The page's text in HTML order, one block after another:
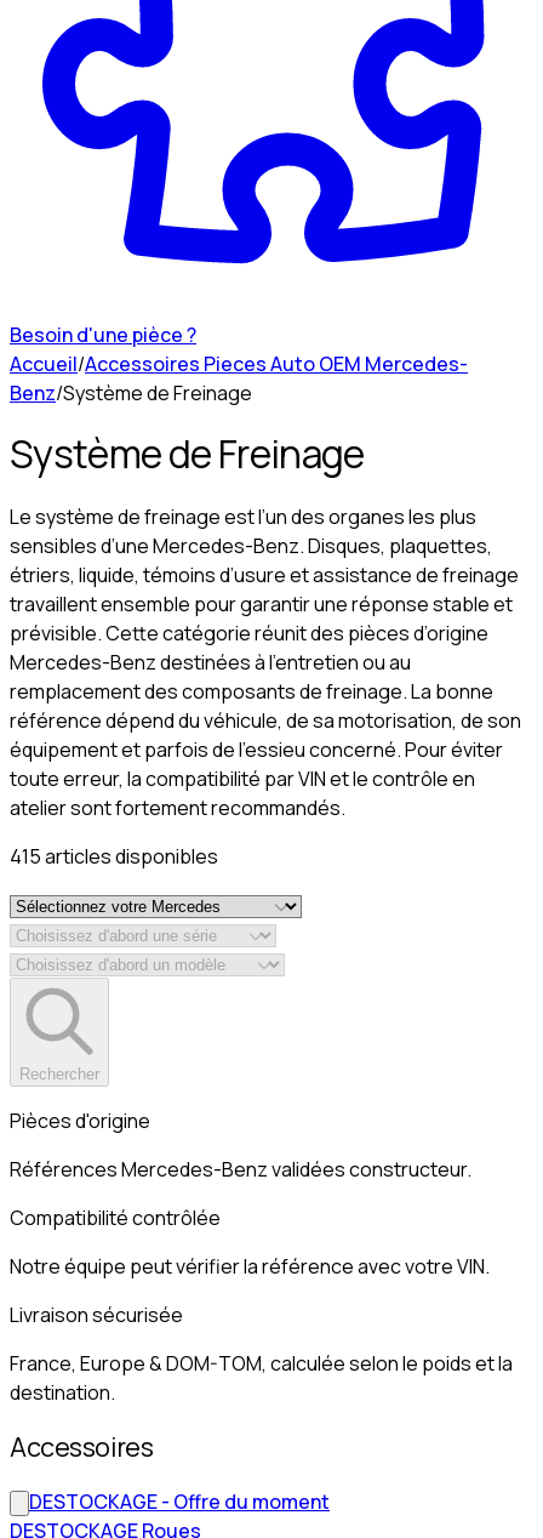
Besoin d'une pièce ?
Accueil/Accessoires Pieces Auto OEM Mercedes-
Benz/Système de Freinage
Système de Freinage
Le système de freinage est l’un des organes les plus
sensibles d’une Mercedes-Benz. Disques, plaquettes,
étriers, liquide, témoins d’usure et assistance de freinage
travaillent ensemble pour garantir une réponse stable et
prévisible. Cette catégorie réunit des pièces d’origine
Mercedes-Benz destinées à l’entretien ou au
remplacement des composants de freinage. La bonne
référence dépend du véhicule, de sa motorisation, de son
équipement et parfois de l’essieu concerné. Pour éviter
toute erreur, la compatibilité par VIN et le contrôle en
atelier sont fortement recommandés.
415articlesdisponibles
Rechercher
Pièces d'origine
Références Mercedes-Benz validées constructeur.
Compatibilité contrôlée
Notre équipe peut vérifier la référence avec votre VIN.
Livraison sécurisée
France, Europe & DOM-TOM, calculée selon le poids et la
destination.
Accessoires
DESTOCKAGE - Offre du moment
DESTOCKAGE Roues